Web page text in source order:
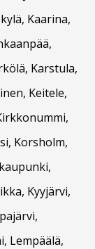
Kaarina,
Karstula,
Keitele,
Korsholm,
Kyyjärvi,
Lempäälä,